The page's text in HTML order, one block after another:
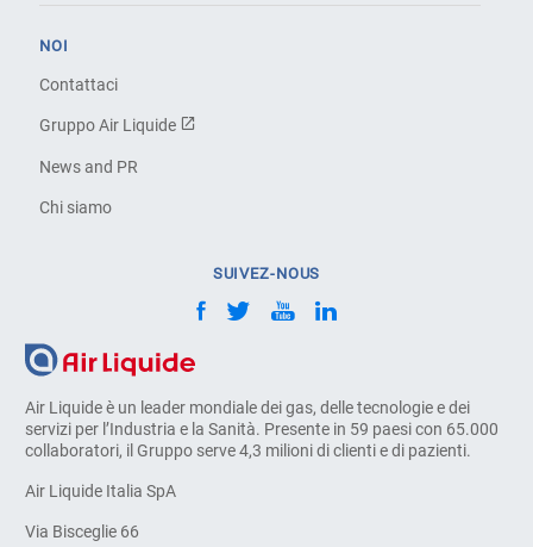
Air Liquide è un leader mondiale dei gas, delle tecnologie e dei
servizi per l’Industria e la Sanità. Presente in 59 paesi con 65.000
collaboratori, il Gruppo serve 4,3 milioni di clienti e di pazienti.
Air Liquide Italia SpA
Via Bisceglie 66
NOI
Contattaci
Gruppo Air Liquide
News and PR
Chi siamo
SUIVEZ-NOUS